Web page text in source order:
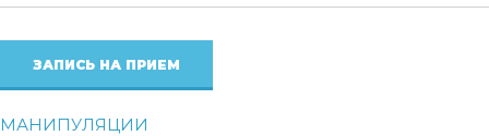
ЗАПИСЬ НА ПРИЕМ
МАНИПУЛЯЦИИ